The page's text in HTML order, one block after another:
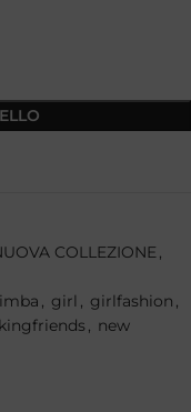
COLLEZIONE,
, girl , girlfashion ,
, new